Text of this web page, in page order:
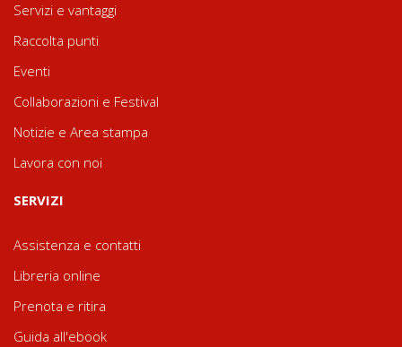
Servizi e vantaggi
Raccolta punti
Eventi
Collaborazioni e Festival
Notizie e Area stampa
Lavora con noi
SERVIZI
Assistenza e contatti
Libreria online
Prenota e ritira
Guida all'ebook